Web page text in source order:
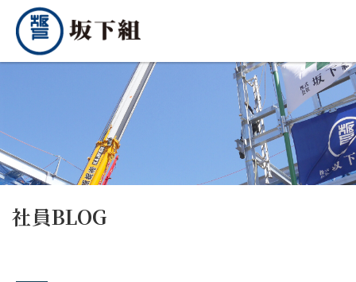
社員BLOG